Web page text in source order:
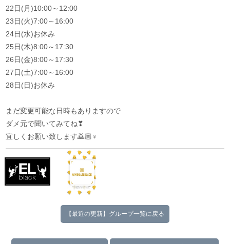
22日(月)10:00～12:00
23日(火)7:00～16:00
24日(水)お休み
25日(木)8:00～17:30
26日(金)8:00～17:30
27日(土)7:00～16:00
28日(日)お休み
まだ変更可能な日時もありますので
ダメ元で聞いてみてね❣
宜しくお願い致します🙇🏼♀
【最近の更新】グループ一覧に戻る